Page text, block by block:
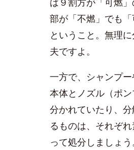
部が「不燃」でも
ということ。無理
夫ですよ。
一方で、シャンプ
本体とノズル（ポ
分かれていたり、
るものは、それぞ
って処分しましょう